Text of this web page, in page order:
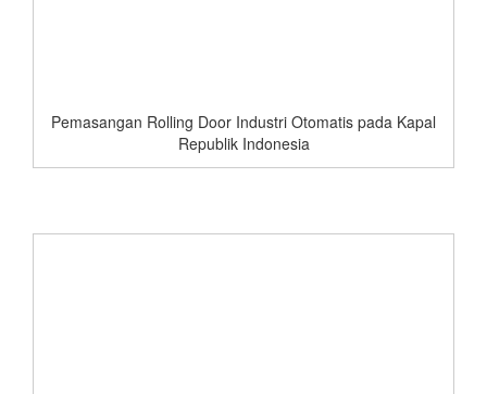
Pemasangan Rolling Door Industri Otomatis pada Kapal
Republik Indonesia